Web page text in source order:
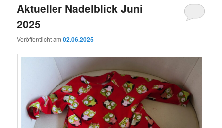
Aktueller Nadelblick Juni
2025
Veröffentlicht am02.06.2025